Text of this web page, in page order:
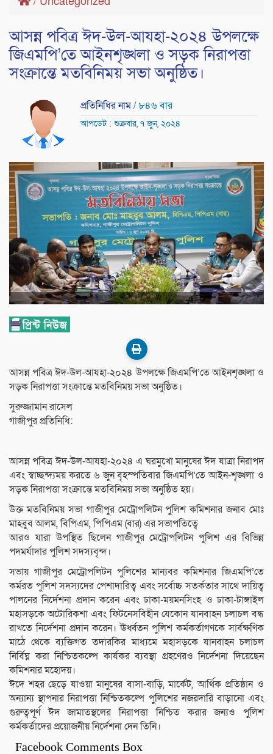
আসন্ন পবিত্র ঈদ-উল-আযহা-২০২৪ উপলক্ষে
জিএমপি’তে আইনশৃঙ্খলা ও সড়ক নিরাপত্তা
সংক্রান্তে মতবিনিময় সভা অনুষ্ঠিত।
প্রতিনিধির নাম/ ৮৪৬ বার
আপডেট : শুক্রবার, ৭ জুন, ২০২৪
আসন্ন পবিত্র ঈদ-উল-আযহা-২০২৪ উপলক্ষে জিএমপি’তে আইনশৃঙ্খলা ও
সড়ক নিরাপত্তা সংক্রান্তে মতবিনিময় সভা অনুষ্ঠিত।
সুরুজ্জামান রাসেল
গাজীপুর প্রতিনিধি:
আসন্ন পবিত্র ঈদ-উল-আযহা-২০২৪ এ ঘরমুখো মানুষের ঈদ যাত্রা নিরাপদ
এবং স্বাচ্ছন্দ্যময় করতে ৬ জুন বৃহস্পতিবার জিএমপি’তে আইন-শৃঙ্খলা ও
সড়ক নিরাপত্তা সংক্রান্তে মতবিনিময় সভা অনুষ্ঠিত হয়।
উক্ত মতবিনিময় সভা গাজীপুর মেট্রোপলিটন পুলিশ কমিশনার জনাব মোঃ
মাহবুব আলম, বিপিএম, পিপিএম (বার) এর সভাপতিত্বে
আরও যারা উপস্থিত ছিলেন গাজীপুর মেট্রোপলিটন পুলিশ এর বিভিন্ন
পদমর্যাদার পুলিশ সদস্যবৃন্দ।
সভায় গাজীপুর মেট্রোপলিটন পুলিশের মান্যবর কমিশনার জিএমপি’তে
কর্মরত পুলিশ সদস্যদের পেশাদারিত্ব এবং সর্বোচ্চ সতর্কতার সাথে দায়িত্ব
পালনের নির্দেশনা প্রদান করেন এবং ঢাকা-ময়মনসিংহ ও ঢাকা-টাঙ্গাইল
মহাসড়কে অটোরিকশা এবং ফিটনেসবিহীন যেকোন যানবাহন চলাচল বন্ধ
রাখতে নির্দেশনা প্রদান করেন। ঊর্ধ্বতন পুলিশ কর্মকর্তাগণকে সার্বক্ষণিক
মাঠে থেকে ব্যক্তিগত তদারকির মাধ্যমে মহাসড়কে যানবাহন চলাচল
নির্বিঘ্ন করা নিশ্চিতকল্পে কার্যকর ব্যবস্থা গ্রহণেরও নির্দেশনা দিয়েছেন
কমিশনার মহোদয়।
ঈদে শহর ছেড়ে যাওয়া মানুষের বাসা-বাড়ি, মার্কেট, আর্থিক প্রতিষ্ঠান ও
অন্যান্য স্থাপনার নিরাপত্তা নিশ্চিতকল্পে পুলিশের নজরদারি বাড়ানো এবং
গুরুত্বপূর্ণ ঈদ জামাতস্থলের নিরাপত্তা নিশ্চিত করার জন্যও পুলিশ
কর্মকর্তাদের প্রয়োজনীয় নির্দেশনা দেন তিনি।
Facebook Comments Box